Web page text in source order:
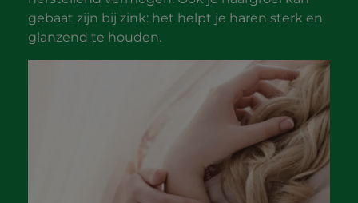
gebaat zijn bij zink: het helpt je haren sterk en
glanzend te houden.